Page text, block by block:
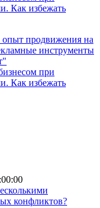
Как избежать
продвижения на
инструменты
при
Как избежать
конфликтов?